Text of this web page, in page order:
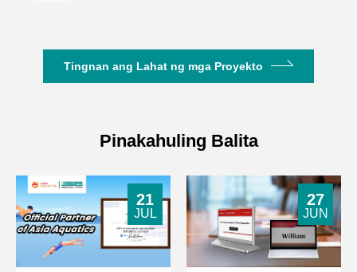
Tingnan ang Lahat ng mga Proyekto
Pinakahuling Balita
21
JUL
27
JUN